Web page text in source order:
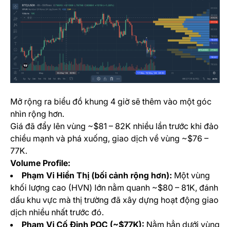
Mở rộng ra biểu đồ khung 4 giờ sẽ thêm vào một góc
nhìn rộng hơn.
Giá đã đẩy lên vùng ~$81 – 82K nhiều lần trước khi đảo
chiều mạnh và phá xuống, giao dịch về vùng ~$76 –
77K.
Volume Profile:
Phạm Vi Hiển Thị (bối cảnh rộng hơn): Một vùng
khối lượng cao (HVN) lớn nằm quanh ~$80 – 81K, đánh
dấu khu vực mà thị trường đã xây dựng hoạt động giao
dịch nhiều nhất trước đó.
Phạm Vi Cố Định POC (~$77K): Nằm hẳn dưới vùng